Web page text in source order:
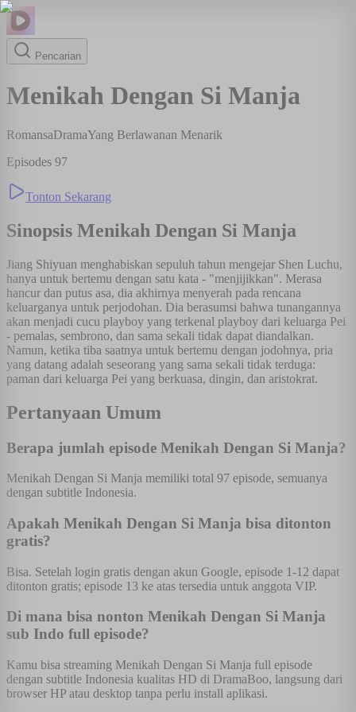
Pencarian
Menikah Dengan Si Manja
RomansaDramaYang Berlawanan Menarik
Episodes 97
Tonton Sekarang
Sinopsis Menikah Dengan Si Manja
Jiang Shiyuan menghabiskan sepuluh tahun mengejar Shen Luchu,
hanya untuk bertemu dengan satu kata - "menjijikkan". Merasa
hancur dan putus asa, dia akhirnya menyerah pada rencana
keluarganya untuk perjodohan. Dia berasumsi bahwa tunangannya
akan menjadi cucu playboy yang terkenal playboy dari keluarga Pei
- pemalas, sembrono, dan sama sekali tidak dapat diandalkan.
Namun, ketika tiba saatnya untuk bertemu dengan jodohnya, pria
yang datang adalah seseorang yang sama sekali tidak terduga:
paman dari keluarga Pei yang berkuasa, dingin, dan aristokrat.
Pertanyaan Umum
Berapa jumlah episode Menikah Dengan Si Manja?
Menikah Dengan Si Manja memiliki total 97 episode, semuanya
dengan subtitle Indonesia.
Apakah Menikah Dengan Si Manja bisa ditonton
gratis?
Bisa. Setelah login gratis dengan akun Google, episode 1-12 dapat
ditonton gratis; episode 13 ke atas tersedia untuk anggota VIP.
Di mana bisa nonton Menikah Dengan Si Manja
sub Indo full episode?
Kamu bisa streaming Menikah Dengan Si Manja full episode
dengan subtitle Indonesia kualitas HD di DramaBoo, langsung dari
browser HP atau desktop tanpa perlu install aplikasi.